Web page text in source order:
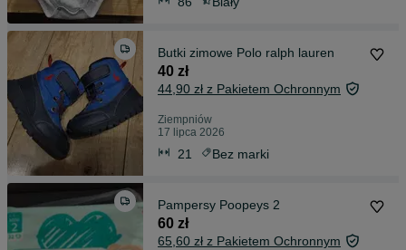
Butki zimowe Polo ralph lauren
40 zł
44,90 zł z Pakietem Ochronnym
Ziempniów
17 lipca 2026
21 Bez marki
Pampersy Poopeys 2
60 zł
65,60 zł z Pakietem Ochronnym